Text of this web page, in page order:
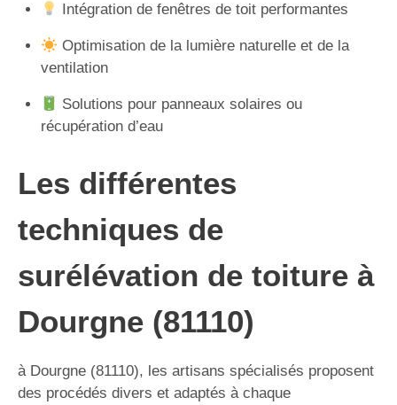
Intégration de fenêtres de toit performantes
Optimisation de la lumière naturelle et de la
ventilation
Solutions pour panneaux solaires ou
récupération d’eau
Les différentes
techniques de
surélévation de toiture à
Dourgne (81110)
à Dourgne (81110), les artisans spécialisés proposent
des procédés divers et adaptés à chaque